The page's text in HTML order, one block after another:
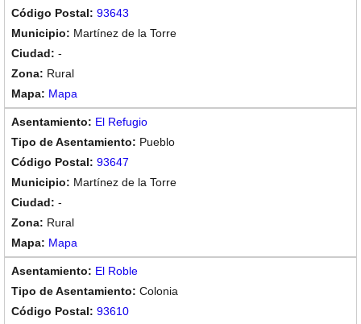
93643
Martínez de la Torre
-
Rural
Mapa
El Refugio
Pueblo
93647
Martínez de la Torre
-
Rural
Mapa
El Roble
Colonia
93610